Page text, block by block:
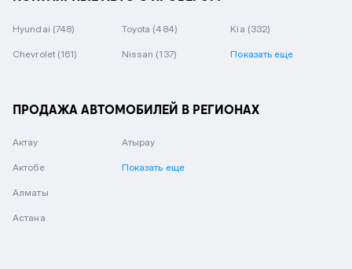
Hyundai (748) Toyota (484) Kia (332)
Chevrolet (161) Nissan (137) Показать еще
ПРОДАЖА АВТОМОБИЛЕЙ В РЕГИОНАХ
Актау
Актобе
Алматы
Астана
Атырау
Показать еще